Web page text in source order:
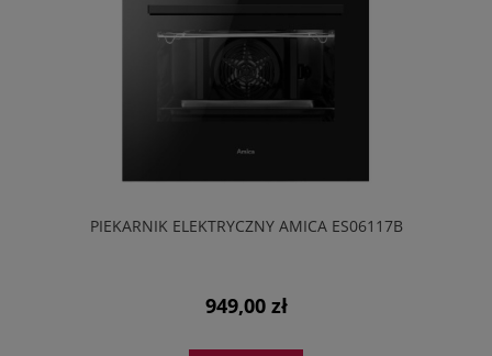
PIEKARNIK ELEKTRYCZNY AMICA ES06117B
949,00 zł